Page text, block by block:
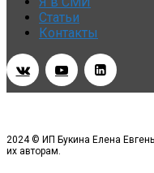
Статьи
Контакты
2024 © ИП Букина Елена
их авторам.